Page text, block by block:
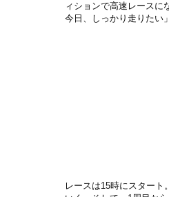
ィションで高速レースに
今日、しっかり走りたい」
レースは15時にスタート